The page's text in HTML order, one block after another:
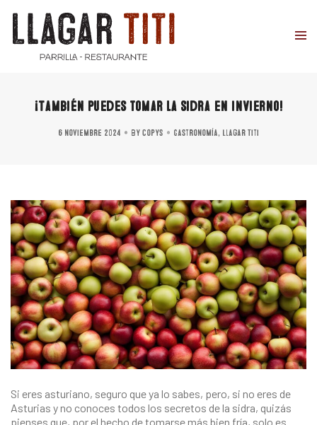
¡También puedes tomar la sidra en invierno!
6 noviembre 2024 Bycopys Gastronomía, Llagar Titi
Si eres asturiano, seguro que ya lo sabes, pero, si no eres de
Asturias y no conoces todos los secretos de la sidra, quizás
pienses que, por el hecho de tomarse más bien fría, solo es